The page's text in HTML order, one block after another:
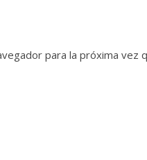
para la próxima vez